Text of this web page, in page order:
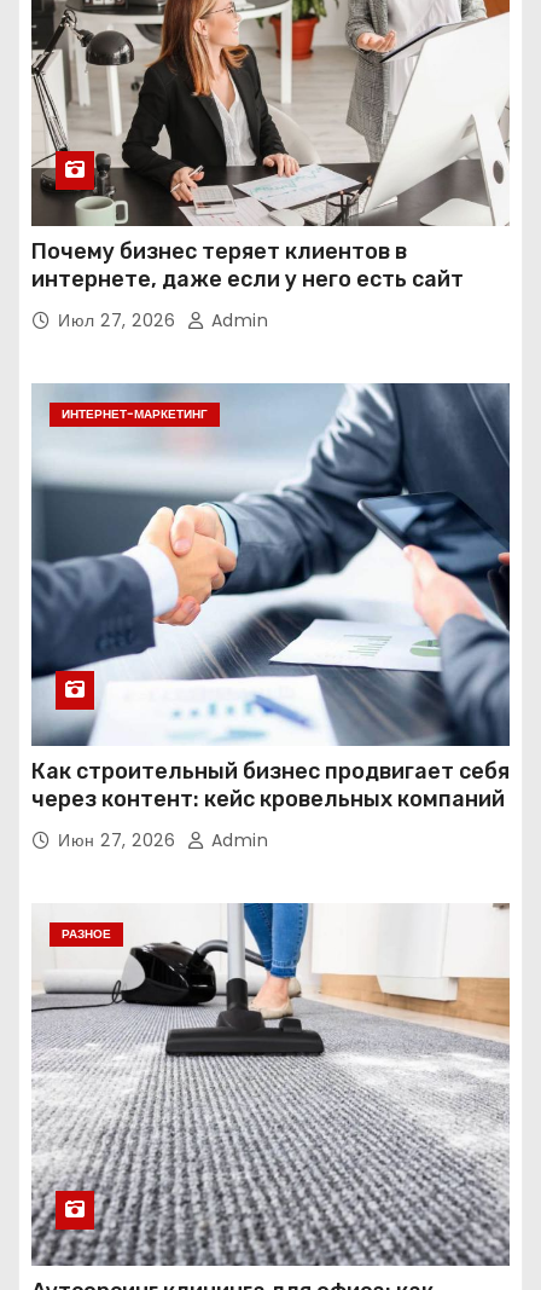
Почему бизнес теряет клиентов в
интернете, даже если у него есть сайт
Июл 27, 2026 Admin
ИНТЕРНЕТ-МАРКЕТИНГ
Как строительный бизнес продвигает себя
через контент: кейс кровельных компаний
Июн 27, 2026 Admin
РАЗНОЕ